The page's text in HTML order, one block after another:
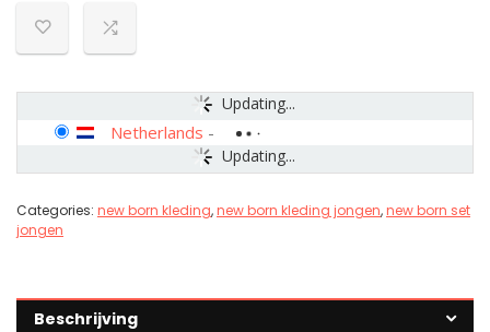
Updating...
Updating...
Netherlands -
Categories: new born kleding,new born kleding jongen,new born set
jongen
Beschrijving